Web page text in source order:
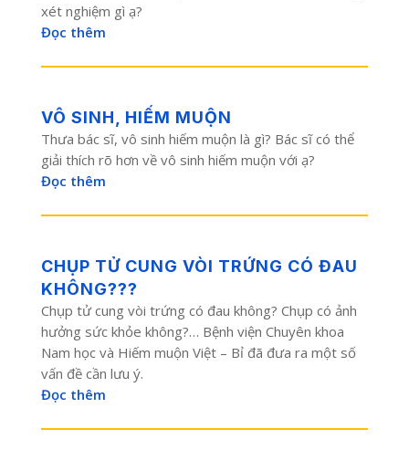
xét nghiệm gì ạ?
Đọc thêm
VÔ SINH, HIẾM MUỘN
Thưa bác sĩ, vô sinh hiếm muộn là gì? Bác sĩ có thể
giải thích rõ hơn về vô sinh hiếm muộn với ạ?
Đọc thêm
CHỤP TỬ CUNG VÒI TRỨNG CÓ ĐAU
KHÔNG???
Chụp tử cung vòi trứng có đau không? Chụp có ảnh
hưởng sức khỏe không?… Bệnh viện Chuyên khoa
Nam học và Hiếm muộn Việt – Bỉ đã đưa ra một số
vấn đề cần lưu ý.
Đọc thêm